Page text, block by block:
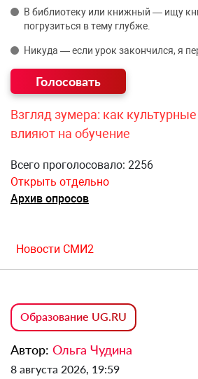
В библиотеку или книжный — ищу
погрузиться в тему глубже.
Никуда — если урок закончился, я
Взгляд зумера: как
влияют на обучение
Всего проголосовало: 2256
Открыть отдельно
Архив опросов
Новости СМИ2
Образование UG.RU
Автор: Ольга Чудина
8 августа 2026, 19:59